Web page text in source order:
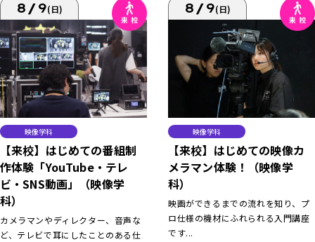
8/9(日)
映像学科
【来校】はじめての番組制
作体験「YouTube・テレ
ビ・SNS動画」（映像学
科）
カメラマンやディレクター、音声な
ど、テレビで耳にしたことのある仕
8/9(日)
映像学科
【来校】はじめての映像カ
メラマン体験！（映像学
科）
映画ができるまでの流れを知り、プ
ロ仕様の機材にふれられる入門講座
です...